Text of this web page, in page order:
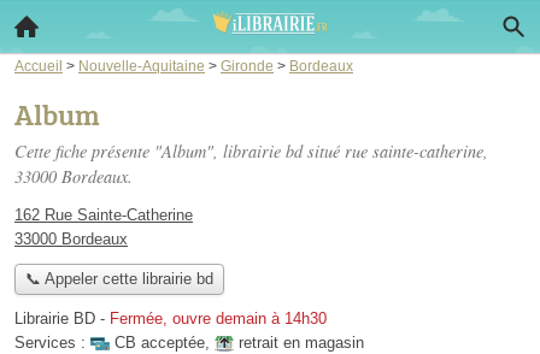
Accueil > Nouvelle-Aquitaine > Gironde > Bordeaux
Album
Cette fiche présente "Album", librairie bd situé rue sainte-catherine,
33000 Bordeaux.
162 Rue Sainte-Catherine
33000 Bordeaux
📞 Appeler cette librairie bd
Librairie BD - Fermée, ouvre demain à 14h30
Services :
CB acceptée, retrait en magasin